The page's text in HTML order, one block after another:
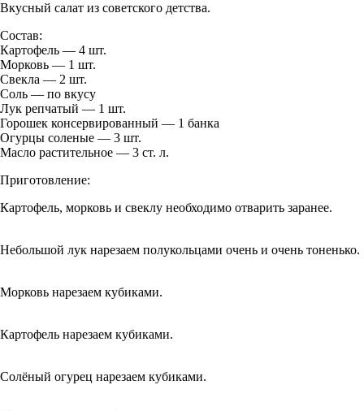
Вкусный салат из советского детства.
Состав:
Картофель — 4 шт.
Морковь — 1 шт.
Свекла — 2 шт.
Соль — по вкусу
Лук репчатый — 1 шт.
Горошек консервированный — 1 банка
Огурцы соленые — 3 шт.
Масло растительное — 3 ст. л.
Приготовление:
Картофель, морковь и свеклу необходимо отварить заранее.
Небольшой лук нарезаем полукольцами очень и очень тоненько.
Морковь нарезаем кубиками.
Картофель нарезаем кубиками.
Солёный огурец нарезаем кубиками.